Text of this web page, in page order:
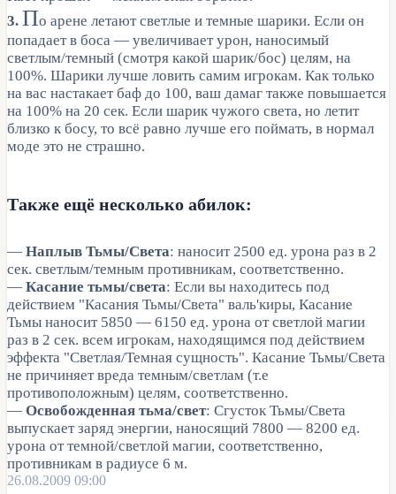
3. По арене летают светлые и темные шарики. Если он
попадает в боса — увеличивает урон, наносимый
светлым/темный (смотря какой шарик/бос) целям, на
100%. Шарики лучше ловить самим игрокам. Как только
на вас настакает баф до 100, ваш дамаг также повышается
на 100% на 20 сек. Если шарик чужого света, но летит
близко к босу, то всё равно лучше его поймать, в нормал
моде это не страшно.
Также ещё несколько абилок:
— Наплыв Тьмы/Света: наносит 2500 ед. урона раз в 2
сек. светлым/темным противникам, соответственно.
— Касание тьмы/света: Если вы находитесь под
действием "Касания Тьмы/Света" валь'киры, Касание
Тьмы наносит 5850 — 6150 ед. урона от светлой магии
раз в 2 сек. всем игрокам, находящимся под действием
эффекта "Светлая/Темная сущность". Касание Тьмы/Света
не причиняет вреда темным/светлам (т.е
противоположным) целям, соответственно.
— Освобожденная тьма/свет: Сгусток Тьмы/Света
выпускает заряд энергии, наносящий 7800 — 8200 ед.
урона от темной/светлой магии, соответственно,
противникам в радиусе 6 м.
26.08.2009 09:00